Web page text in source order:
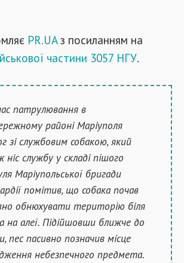
PR.UAз посиланням на
частини 3057 НГУ.
патрулювання в
районі Маріуполя
зі службовим собакою, який
службу у складі пішого
Маріупольської бригади
помітив, що собака почав
обнюхувати територію біля
на алеї. Підійшовши ближче до
пес пасивно позначив місце
небезпечного предмета.